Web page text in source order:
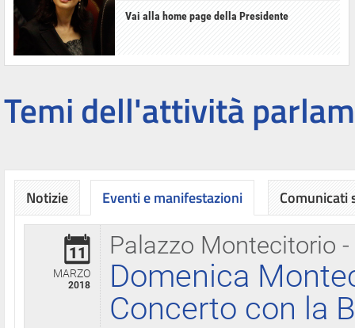
Vai alla home page della Presidente
Temi dell'attività
Notizie Eventi e manifestazioni
Palazzo Montecitorio
11
MARZO
2018
Domenica
Concerto con la
Comunicati